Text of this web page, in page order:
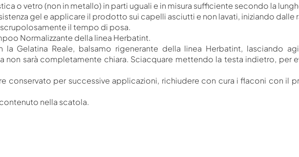
o vetro (non in metallo) in parti uguali e in misura sufficiente secondo la
gel e applicare il prodotto sui capelli asciutti e non lavati, iniziando dalle
il tempo di posa.
Normalizzante della linea Herbatint.
Gelatina Reale, balsamo rigenerante della linea Herbatint, lasciando
non sarà completamente chiara. Sciacquare mettendo la testa indietro,
conservato per successive applicazioni, richiudere con cura i flaconi con il
nella scatola.